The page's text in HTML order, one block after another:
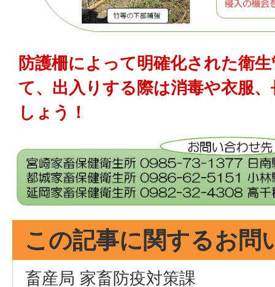
防護柵によって明確化された衛
て、出入りする際は消毒や衣服
しょう！
この記事に関するお問
畜産局 家畜防疫対策課